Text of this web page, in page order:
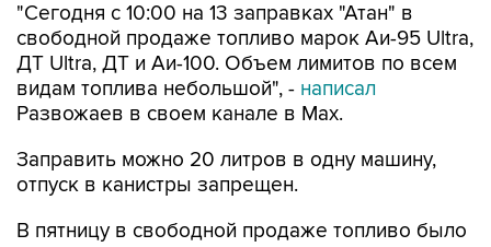
"Сегодня с 10:00 на 13 заправках "Атан" в
свободной продаже топливо марок Аи-95 Ultra,
ДТ Ultra, ДТ и Аи-100. Объем лимитов по всем
видам топлива небольшой", - написал
Развожаев в своем канале в Max.
Заправить можно 20 литров в одну машину,
отпуск в канистры запрещен.
В пятницу в свободной продаже топливо было